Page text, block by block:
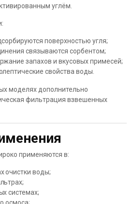
углём.
поверхностью угля;
связываются сорбентом;
запахов и вкусовых примесей;
свойства воды.
моделях дополнительно
фильтрация взвешенных
применяются в:
очистки воды;
системах;